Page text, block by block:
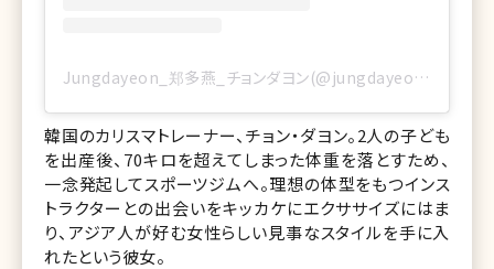
Jungdayeon_郑多燕_チョンダヨン(@jungdayeon)がシェアした投稿
韓国のカリスマトレーナー、チョン・ダヨン。2人の子ども
を出産後、70キロを超えてしまった体重を落とすため、
一念発起してスポーツジムへ。理想の体型をもつインス
トラクターとの出会いをキッカケにエクササイズにはま
り、アジア人が好む女性らしい見事なスタイルを手に入
れたという彼女。